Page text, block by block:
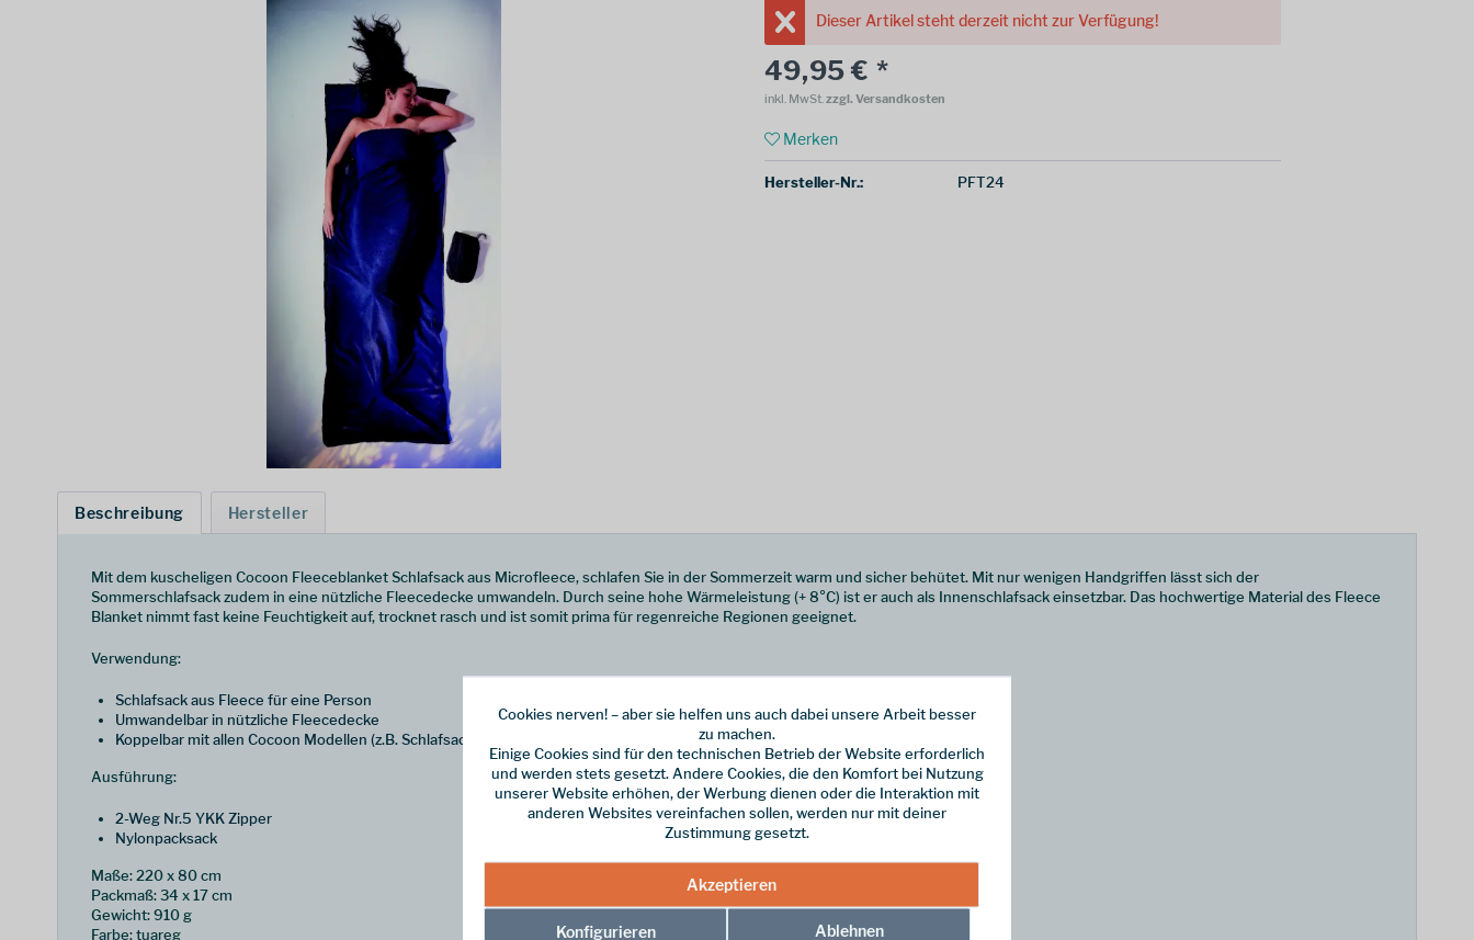
Dieser Artikel steht derzeit nicht zur Verfügung!
49,95 € *
inkl. MwSt.zzgl. Versandkosten
Merken
Hersteller-Nr.: PFT24
Beschreibung Hersteller
Mit dem kuscheligen Cocoon Fleeceblanket Schlafsack aus Microfleece, schlafen Sie in der Sommerzeit warm und sicher behütet. Mit nur wenigen Handgriffen lässt sich der
Sommerschlafsack zudem in eine nützliche Fleecedecke umwandeln. Durch seine hohe Wärmeleistung (+ 8°C) ist er auch als Innenschlafsack einsetzbar. Das hochwertige Material des Fleece
Blanket nimmt fast keine Feuchtigkeit auf, trocknet rasch und ist somit prima für regenreiche Regionen geeignet.
Verwendung:
Schlafsack aus Fleece für eine Person
Umwandelbar in nützliche Fleecedecke
Koppelbar mit allen Cocoon Modellen (z.B. Schlafsack für 2 Personen)
Ausführung:
2-Weg Nr.5 YKK Zipper
Nylonpacksack
Maße: 220 x 80 cm
Packmaß: 34 x 17 cm
Gewicht: 910 g
Farbe: tuareg
Cookies nerven! – aber sie helfen uns auch dabei unsere Arbeit besser
zu machen.
Einige Cookies sind für den technischen Betrieb der Website erforderlich
und werden stets gesetzt. Andere Cookies, die den Komfort bei Nutzung
unserer Website erhöhen, der Werbung dienen oder die Interaktion mit
anderen Websites vereinfachen sollen, werden nur mit deiner
Zustimmung gesetzt.
Akzeptieren
Konfigurieren Ablehnen